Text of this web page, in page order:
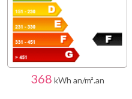
368 kWh an/m².an